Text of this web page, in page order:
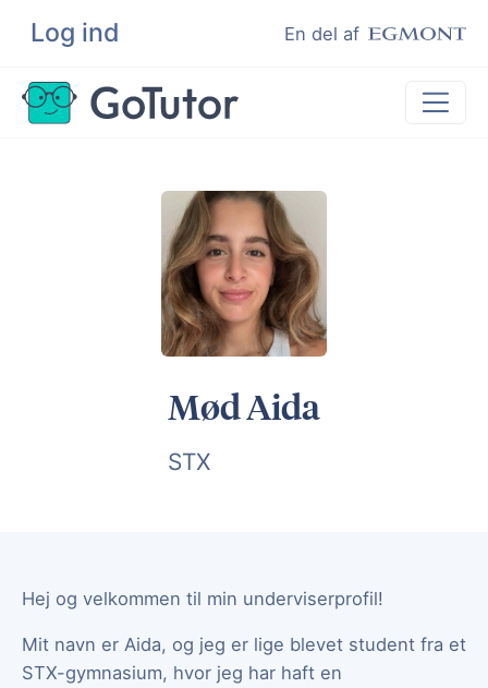
Log ind En del af
Søg
Lektiehjælp
Eksamenshjælp
Hjælp til ordblinde
Kundeudtalelser
Undervisere
Mød Aida
STX
Hej og velkommen til min underviserprofil!
Mit navn er Aida, og jeg er lige blevet student fra et
STX-gymnasium, hvor jeg har haft en